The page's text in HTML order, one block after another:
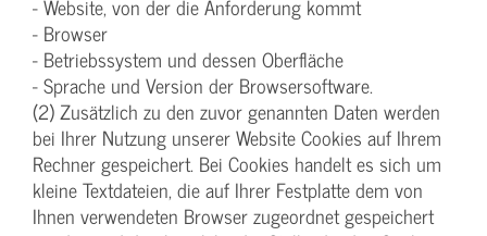
- Website, von der die Anforderung kommt
- Browser
- Betriebssystem und dessen Oberfläche
- Sprache und Version der Browsersoftware.
(2) Zusätzlich zu den zuvor genannten Daten werden
bei Ihrer Nutzung unserer Website Cookies auf Ihrem
Rechner gespeichert. Bei Cookies handelt es sich um
kleine Textdateien, die auf Ihrer Festplatte dem von
Ihnen verwendeten Browser zugeordnet gespeichert